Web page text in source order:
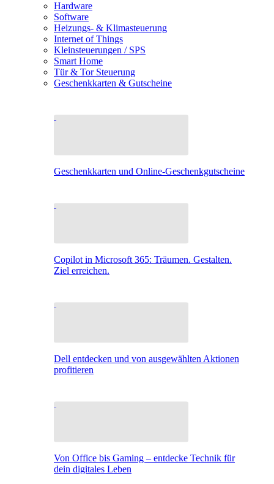
Hardware
Software
Heizungs- & Klimasteuerung
Internet of Things
Kleinsteuerungen / SPS
Smart Home
Tür & Tor Steuerung
Geschenkkarten & Gutscheine
Geschenkkarten und Online-Geschenkgutscheine
Copilot in Microsoft 365: Träumen. Gestalten.
Ziel erreichen.
Dell entdecken und von ausgewählten Aktionen
profitieren
Von Office bis Gaming – entdecke Technik für
dein digitales Leben